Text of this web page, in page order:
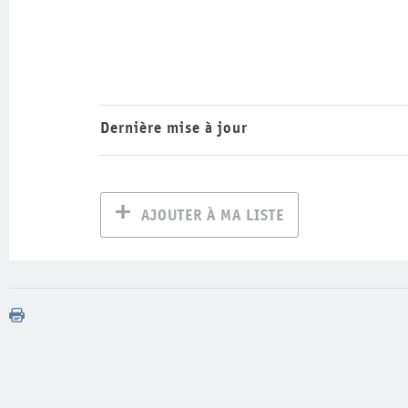
Dernière mise à jour
AJOUTER À MA LISTE